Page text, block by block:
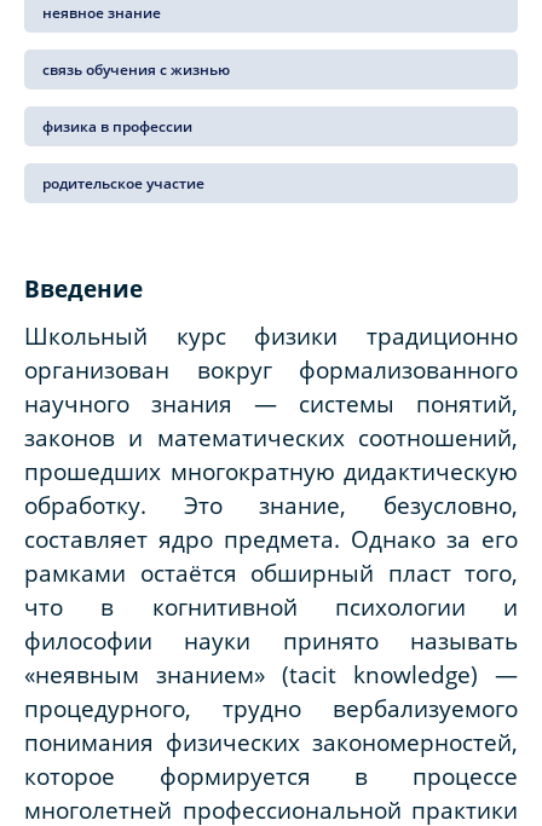
неявное знание
связь обучения с жизнью
физика в профессии
родительское участие
Введение
Школьный курс физики традиционно
организован вокруг формализованного
научного знания — системы понятий,
законов и математических соотношений,
прошедших многократную дидактическую
обработку. Это знание, безусловно,
составляет ядро предмета. Однако за его
рамками остаётся обширный пласт того,
что в когнитивной психологии и
философии науки принято называть
«неявным знанием» (tacit knowledge) —
процедурного, трудно вербализуемого
понимания физических закономерностей,
которое формируется в процессе
многолетней профессиональной практики